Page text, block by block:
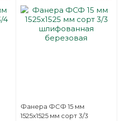
Фанера ФСФ 15 мм
1525х1525 мм сорт 3/3